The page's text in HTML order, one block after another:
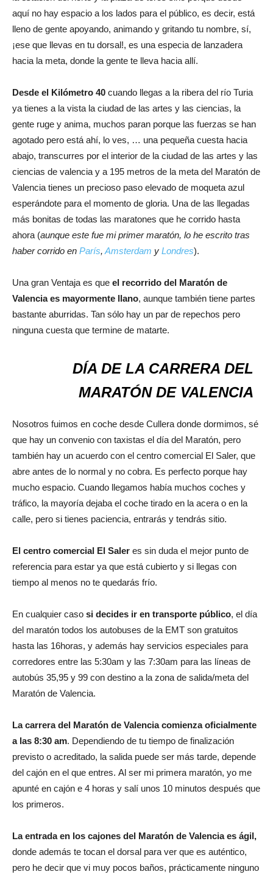
aquí no hay espacio a los lados para el público, es decir, está
lleno de gente apoyando, animando y gritando tu nombre, sí,
¡ese que llevas en tu dorsal!, es una especia de lanzadera
hacia la meta, donde la gente te lleva hacia allí.
Desde el Kilómetro 40 cuando llegas a la ribera del río Turia
ya tienes a la vista la ciudad de las artes y las ciencias, la
gente ruge y anima, muchos paran porque las fuerzas se han
agotado pero está ahí, lo ves, … una pequeña cuesta hacia
abajo, transcurres por el interior de la ciudad de las artes y las
ciencias de valencia y a 195 metros de la meta del Maratón de
Valencia tienes un precioso paso elevado de moqueta azul
esperándote para el momento de gloria. Una de las llegadas
más bonitas de todas las maratones que he corrido hasta
ahora (aunque este fue mi primer maratón, lo he escrito tras
haber corrido en París, Amsterdam y Londres).
Una gran Ventaja es que el recorrido del Maratón de
Valencia es mayormente llano, aunque también tiene partes
bastante aburridas. Tan sólo hay un par de repechos pero
ninguna cuesta que termine de matarte.
DÍA DE LA CARRERA DEL
MARATÓN DE VALENCIA
Nosotros fuimos en coche desde Cullera donde dormimos, sé
que hay un convenio con taxistas el día del Maratón, pero
también hay un acuerdo con el centro comercial El Saler, que
abre antes de lo normal y no cobra. Es perfecto porque hay
mucho espacio. Cuando llegamos había muchos coches y
tráfico, la mayoría dejaba el coche tirado en la acera o en la
calle, pero si tienes paciencia, entrarás y tendrás sitio.
El centro comercial El Saler es sin duda el mejor punto de
referencia para estar ya que está cubierto y si llegas con
tiempo al menos no te quedarás frío.
En cualquier caso si decides ir en transporte público, el día
del maratón todos los autobuses de la EMT son gratuitos
hasta las 16horas, y además hay servicios especiales para
corredores entre las 5:30am y las 7:30am para las líneas de
autobús 35,95 y 99 con destino a la zona de salida/meta del
Maratón de Valencia.
La carrera del Maratón de Valencia comienza oficialmente
a las 8:30 am. Dependiendo de tu tiempo de finalización
previsto o acreditado, la salida puede ser más tarde, depende
del cajón en el que entres. Al ser mi primera maratón, yo me
apunté en cajón e 4 horas y salí unos 10 minutos después que
los primeros.
La entrada en los cajones del Maratón de Valencia es ágil,
donde además te tocan el dorsal para ver que es auténtico,
pero he decir que vi muy pocos baños, prácticamente ninguno